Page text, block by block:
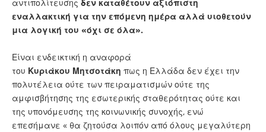
αντιπολίτευσης δεν καταθέτουν αξιόπιστη
εναλλακτική για την επόμενη ημέρα αλλά υιοθετούν
μια λογική του «όχι σε όλα».
Είναι ενδεικτική η αναφορά
του Κυριάκου Μητσοτάκη πως η Ελλάδα δεν έχει την
πολυτέλεια ούτε των πειραματισμών ούτε της
αμφισβήτησης της εσωτερικής σταθερότητας ούτε και
της υπονόμευσης της κοινωνικής συνοχής, ενώ
επεσήμανε « θα ζητούσα λοιπόν από όλους μεγαλύτερη